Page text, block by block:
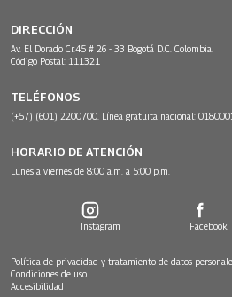
DIRECCIÓN
Av. El Dorado Cr.45 # 26 - 33 Bogotá D.C. Colombia.
Código Postal: 111321
TELÉFONOS
(+57) (601) 2200700. Línea gratuita nacional:
HORARIO DE ATENCIÓN
Lunes a viernes de 8:00 a.m. a 5:00 p.m.
Instagram Facebook
Política de privacidad y tratamiento de datos
Condiciones de uso
Accesibilidad